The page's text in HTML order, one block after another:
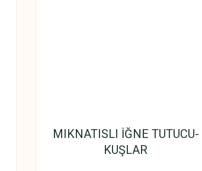
MIKNATISLI İĞNE TUTUCU-
KUŞLAR